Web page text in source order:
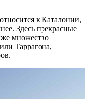
к Каталонии,
Здесь прекрасные
множество
Таррагона,